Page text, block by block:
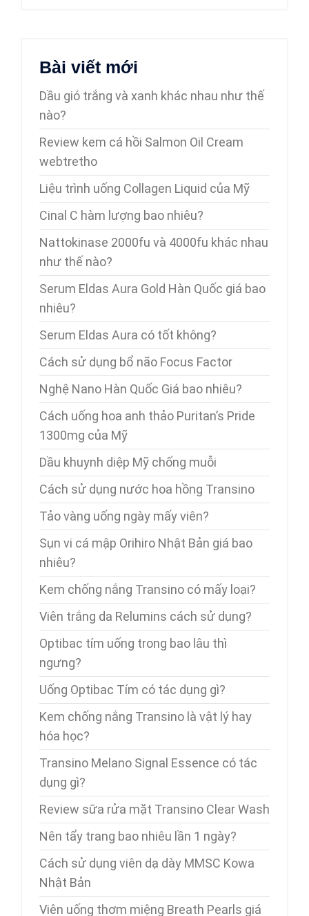
Bài viết mới
Dầu gió trắng và xanh khác nhau như thế
nào?
Review kem cá hồi Salmon Oil Cream
webtretho
Liệu trình uống Collagen Liquid của Mỹ
Cinal C hàm lượng bao nhiêu?
Nattokinase 2000fu và 4000fu khác nhau
như thế nào?
Serum Eldas Aura Gold Hàn Quốc giá bao
nhiêu?
Serum Eldas Aura có tốt không?
Cách sử dụng bổ não Focus Factor
Nghệ Nano Hàn Quốc Giá bao nhiêu?
Cách uống hoa anh thảo Puritan’s Pride
1300mg của Mỹ
Dầu khuynh diệp Mỹ chống muỗi
Cách sử dụng nước hoa hồng Transino
Tảo vàng uống ngày mấy viên?
Sụn vi cá mập Orihiro Nhật Bản giá bao
nhiêu?
Kem chống nắng Transino có mấy loại?
Viên trắng da Relumins cách sử dụng?
Optibac tím uống trong bao lâu thì
ngưng?
Uống Optibac Tím có tác dụng gì?
Kem chống nắng Transino là vật lý hay
hóa học?
Transino Melano Signal Essence có tác
dụng gì?
Review sữa rửa mặt Transino Clear Wash
Nên tẩy trang bao nhiêu lần 1 ngày?
Cách sử dụng viên dạ dày MMSC Kowa
Nhật Bản
Viên uống thơm miệng Breath Pearls giá